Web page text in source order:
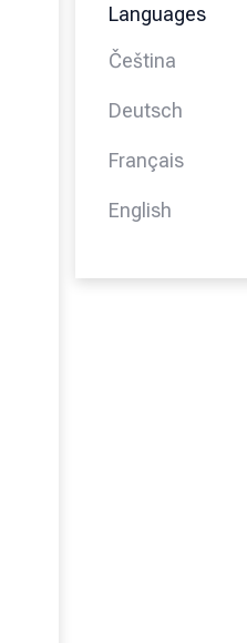
Languages
Čeština
Deutsch
Français
English